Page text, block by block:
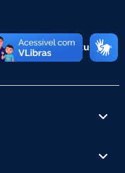
da Prefeitura